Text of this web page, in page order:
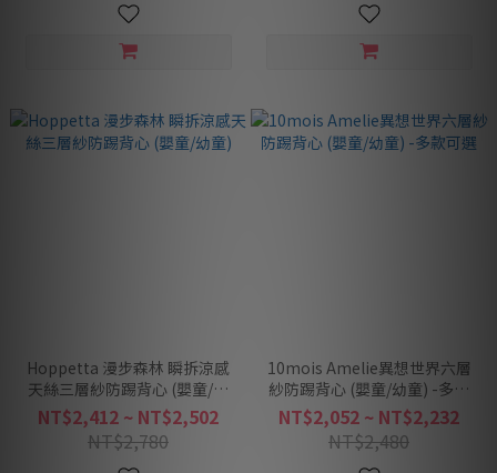
Hoppetta 漫步森林 瞬拆涼感
天絲三層紗防踢背心 (嬰童/幼
NT$2,412 ~ NT$2,502
NT$2,780
10mois Amelie異想世界六層
紗防踢背心 (嬰童/幼童) -多款
可選
NT$2,052 ~ NT$2,232
NT$2,480